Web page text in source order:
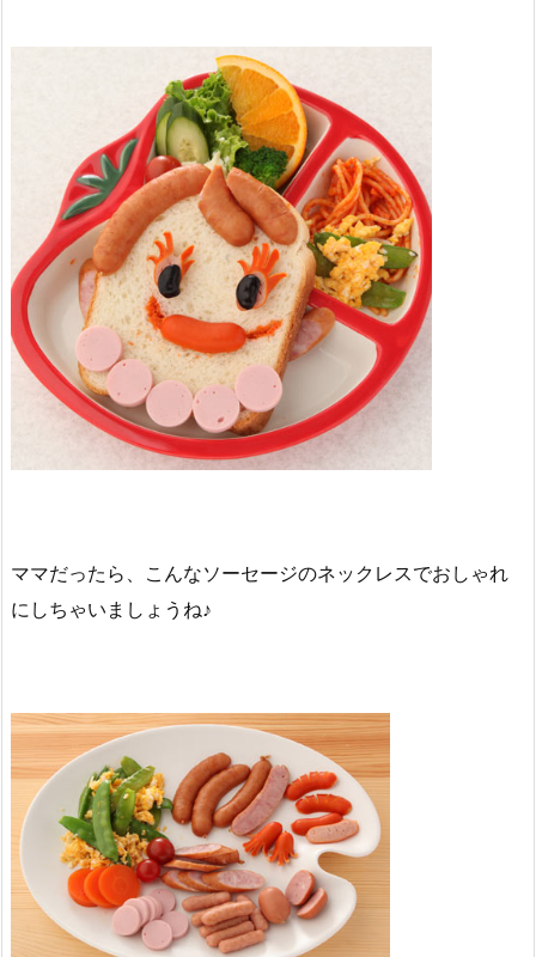
ママだったら、こんなソーセージのネックレスでおしゃれ
にしちゃいましょうね♪